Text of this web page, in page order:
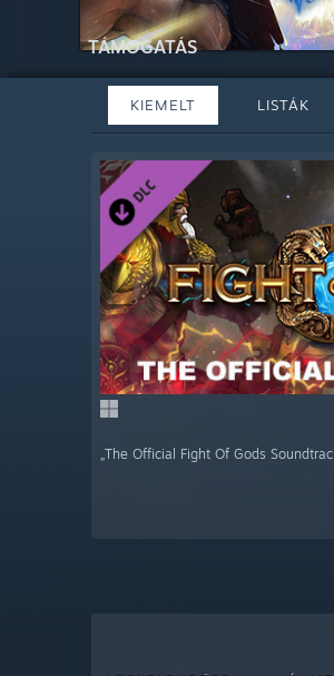
TÁMOGATÁS
KIEMELT LISTÁK
„The Official Fight Of Gods